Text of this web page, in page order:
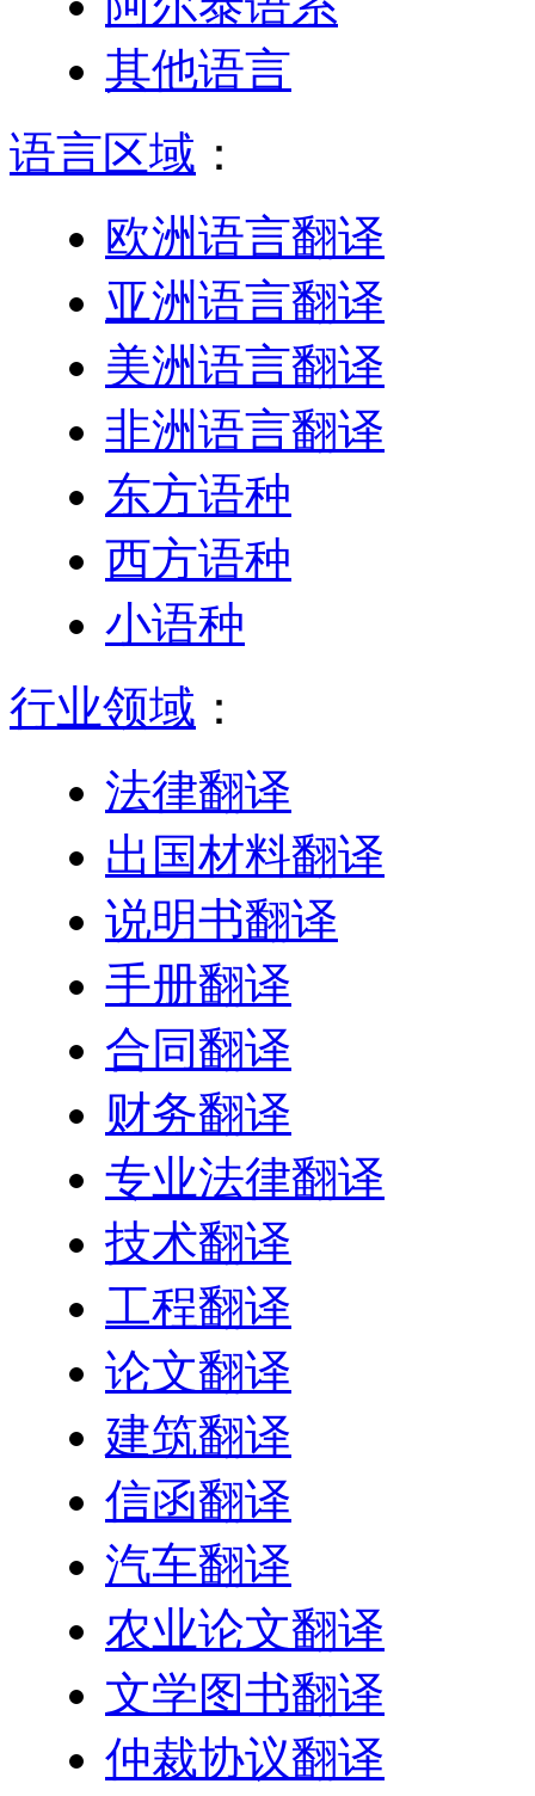
其他语言
语言区域 ：
欧洲语言翻译
亚洲语言翻译
美洲语言翻译
非洲语言翻译
东方语种
西方语种
小语种
行业领域 ：
法律翻译
出国材料翻译
说明书翻译
手册翻译
合同翻译
财务翻译
专业法律翻译
技术翻译
工程翻译
论文翻译
建筑翻译
信函翻译
汽车翻译
农业论文翻译
文学图书翻译
仲裁协议翻译